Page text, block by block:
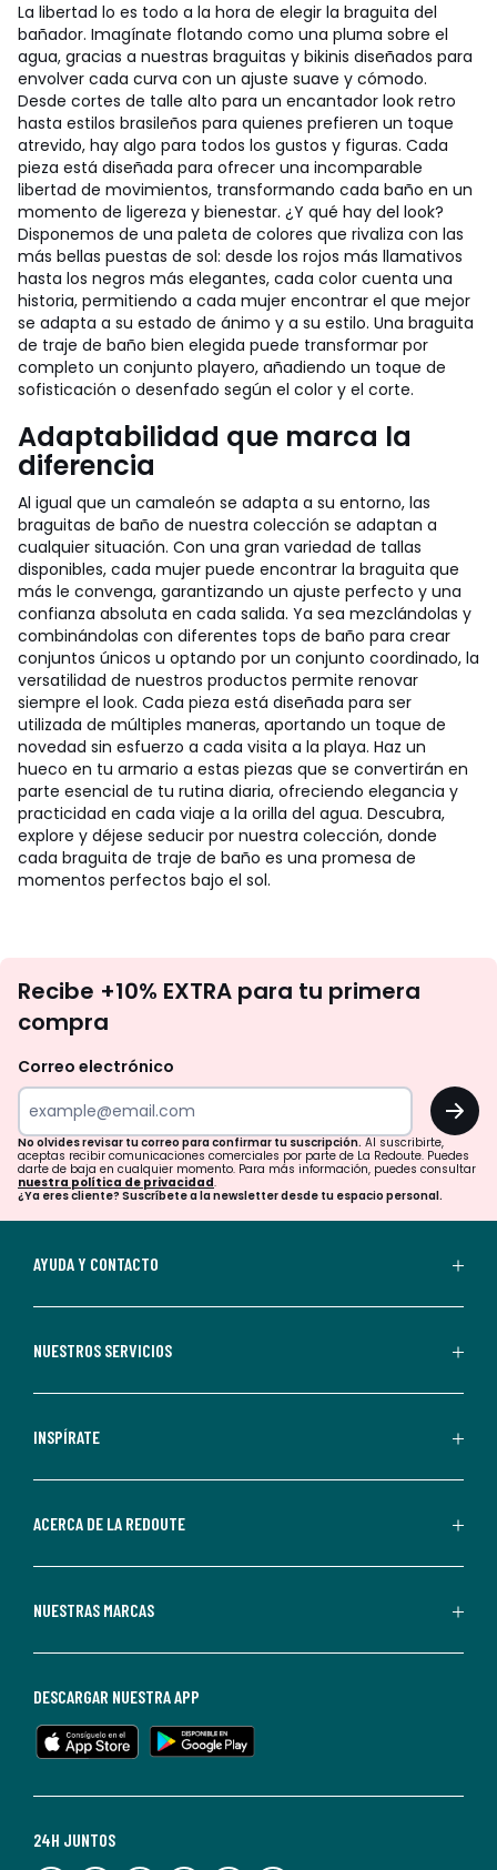
La libertad lo es todo a la hora de elegir la braguita del
bañador. Imagínate flotando como una pluma sobre el
agua, gracias a nuestras braguitas y bikinis diseñados para
envolver cada curva con un ajuste suave y cómodo.
Desde cortes de talle alto para un encantador look retro
hasta estilos brasileños para quienes prefieren un toque
atrevido, hay algo para todos los gustos y figuras. Cada
pieza está diseñada para ofrecer una incomparable
libertad de movimientos, transformando cada baño en un
momento de ligereza y bienestar. ¿Y qué hay del look?
Disponemos de una paleta de colores que rivaliza con las
más bellas puestas de sol: desde los rojos más llamativos
hasta los negros más elegantes, cada color cuenta una
historia, permitiendo a cada mujer encontrar el que mejor
se adapta a su estado de ánimo y a su estilo. Una braguita
de traje de baño bien elegida puede transformar por
completo un conjunto playero, añadiendo un toque de
sofisticación o desenfado según el color y el corte.
Adaptabilidad que marca la
diferencia
Al igual que un camaleón se adapta a su entorno, las
braguitas de baño de nuestra colección se adaptan a
cualquier situación. Con una gran variedad de tallas
disponibles, cada mujer puede encontrar la braguita que
más le convenga, garantizando un ajuste perfecto y una
confianza absoluta en cada salida. Ya sea mezclándolas y
combinándolas con diferentes tops de baño para crear
conjuntos únicos u optando por un conjunto coordinado, la
versatilidad de nuestros productos permite renovar
siempre el look. Cada pieza está diseñada para ser
utilizada de múltiples maneras, aportando un toque de
novedad sin esfuerzo a cada visita a la playa. Haz un
hueco en tu armario a estas piezas que se convertirán en
parte esencial de tu rutina diaria, ofreciendo elegancia y
practicidad en cada viaje a la orilla del agua. Descubra,
explore y déjese seducir por nuestra colección, donde
cada braguita de traje de baño es una promesa de
momentos perfectos bajo el sol.
te
tu
para
confirmar
tu
suscripción.
aceptas
comerciales
personalizadas
parte
Redoute.
de
en
cualquier
Para
Recibe +10% EXTRA para tu primera
compra
Correo electrónico
OK
No olvides revisar tu correo para confirmar tu suscripción. Al suscribirte,
aceptas recibir comunicaciones comerciales por parte de La Redoute. Puedes
darte de baja en cualquier momento. Para más información, puedes consultar
nuestra política de privacidad.
¿Ya eres cliente? Suscríbete a la newsletter desde tu espacio personal.
AYUDA Y CONTACTO
NUESTROS SERVICIOS
INSPÍRATE
ACERCA DE LA REDOUTE
NUESTRAS MARCAS
24H JUNTOS
DESCARGAR NUESTRA APP